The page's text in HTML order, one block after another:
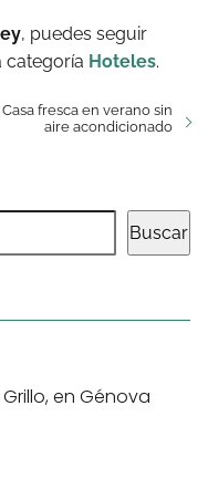
, puedes seguir
categoría Hoteles.
Casa fresca en verano sin
aire acondicionado
Buscar
en Génova